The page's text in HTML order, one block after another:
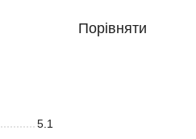
Порівняти
5.1